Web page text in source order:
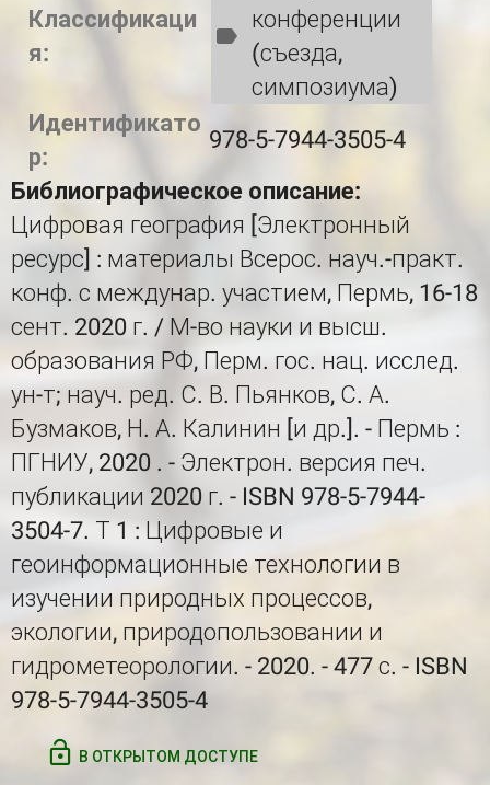
Классификаци
я:
конференции
(съезда,
симпозиума)
Идентификато
р:
978-5-7944-3505-4
Библиографическое описание:
Цифровая география [Электронный
ресурс] : материалы Всерос. науч.-практ.
конф. с междунар. участием, Пермь, 16-18
сент. 2020 г. / М-во науки и высш.
образования РФ, Перм. гос. нац. исслед.
ун-т; науч. ред. С. В. Пьянков, С. А.
Бузмаков, Н. А. Калинин [и др.]. - Пермь :
ПГНИУ, 2020 . - Электрон. версия печ.
публикации 2020 г. - ISBN 978-5-7944-
3504-7. Т 1 : Цифровые и
геоинформационные технологии в
изучении природных процессов,
экологии, природопользовании и
гидрометеорологии. - 2020. - 477 с. - ISBN
978-5-7944-3505-4
В ОТКРЫТОМ ДОСТУПЕ